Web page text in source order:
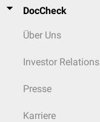
DocCheck
Über Uns
Investor Relations
Presse
Karriere